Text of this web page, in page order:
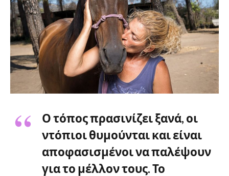
Ο τόπος πρασινίζει ξανά, οι
ντόπιοι θυμούνται και είναι
αποφασισμένοι να παλέψουν
για το μέλλον τους. Το